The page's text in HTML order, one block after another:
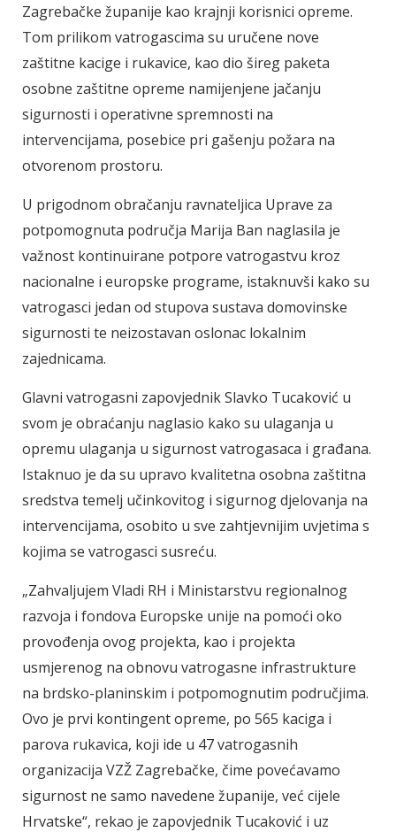
Zagrebačke županije kao krajnji korisnici opreme.
Tom prilikom vatrogascima su uručene nove
zaštitne kacige i rukavice, kao dio šireg paketa
osobne zaštitne opreme namijenjene jačanju
sigurnosti i operativne spremnosti na
intervencijama, posebice pri gašenju požara na
otvorenom prostoru.
U prigodnom obračanju ravnateljica Uprave za
potpomognuta područja Marija Ban naglasila je
važnost kontinuirane potpore vatrogastvu kroz
nacionalne i europske programe, istaknuvši kako su
vatrogasci jedan od stupova sustava domovinske
sigurnosti te neizostavan oslonac lokalnim
zajednicama.
Glavni vatrogasni zapovjednik Slavko Tucaković u
svom je obraćanju naglasio kako su ulaganja u
opremu ulaganja u sigurnost vatrogasaca i građana.
Istaknuo je da su upravo kvalitetna osobna zaštitna
sredstva temelj učinkovitog i sigurnog djelovanja na
intervencijama, osobito u sve zahtjevnijim uvjetima s
kojima se vatrogasci susreću.
„Zahvaljujem Vladi RH i Ministarstvu regionalnog
razvoja i fondova Europske unije na pomoći oko
provođenja ovog projekta, kao i projekta
usmjerenog na obnovu vatrogasne infrastrukture
na brdsko-planinskim i potpomognutim područjima.
Ovo je prvi kontingent opreme, po 565 kaciga i
parova rukavica, koji ide u 47 vatrogasnih
organizacija VZŽ Zagrebačke, čime povećavamo
sigurnost ne samo navedene županije, već cijele
Hrvatske“, rekao je zapovjednik Tucaković i uz